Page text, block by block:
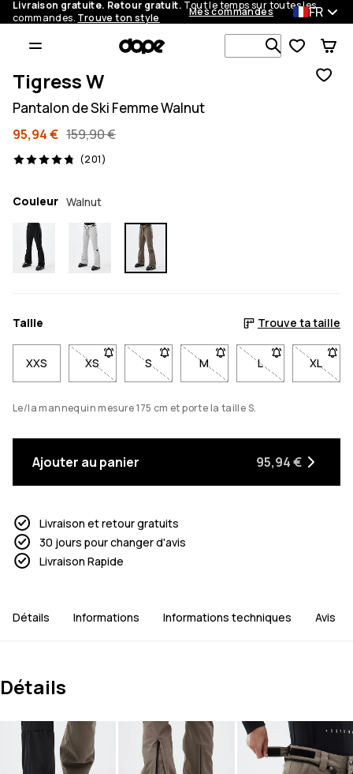
Livraison gratuite. Retour gratuit. Tout le temps sur toutes les
commandes. Trouve ton style Mes commandes FR
Recherche
Tigress W
Pantalon de Ski Femme Walnut
95,94 € 159,90 €
(201)
201 avis, 4.8/5
Couleur Walnut
Taille Trouve ta taille
XXS XS- Taille XS non disponible. Clique pour être averti
S- Taille S non disponible. Clique pour
M- Taille M non disponible.
L- Taille L non
XL
-
Le/la mannequin mesure 175 cm et porte la taille S.
Ajouter au panier 95,94 €
Livraison et retour gratuits
30 jours pour changer d'avis
Livraison Rapide
Détails Informations Informations techniques Avis
Détails